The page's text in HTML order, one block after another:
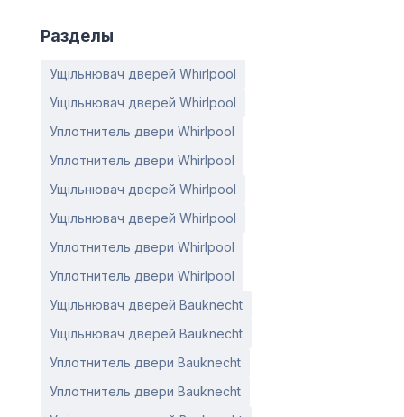
Разделы
Ущільнювач дверей Whirlpool
Ущільнювач дверей Whirlpool
Уплотнитель двери Whirlpool
Уплотнитель двери Whirlpool
Ущільнювач дверей Whirlpool
Ущільнювач дверей Whirlpool
Уплотнитель двери Whirlpool
Уплотнитель двери Whirlpool
Ущільнювач дверей Bauknecht
Ущільнювач дверей Bauknecht
Уплотнитель двери Bauknecht
Уплотнитель двери Bauknecht